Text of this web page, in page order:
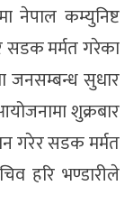
नेपाल कम्युनिष्ट
सडक मर्मत गरेका
जनसम्बन्ध सुधार
शुक्रबार
गरेर सडक मर्मत
हरि भण्डारीले